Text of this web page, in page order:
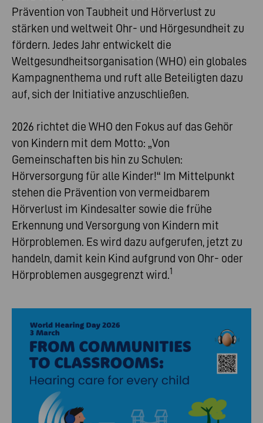
Prävention von Taubheit und Hörverlust zu
stärken und weltweit Ohr- und Hörgesundheit zu
fördern. Jedes Jahr entwickelt die
Weltgesundheitsorganisation (WHO) ein globales
Kampagnenthema und ruft alle Beteiligten dazu
auf, sich der Initiative anzuschließen.
2026 richtet die WHO den Fokus auf das Gehör
von Kindern mit dem Motto: „Von
Gemeinschaften bis hin zu Schulen:
Hörversorgung für alle Kinder!“ Im Mittelpunkt
stehen die Prävention von vermeidbarem
Hörverlust im Kindesalter sowie die frühe
Erkennung und Versorgung von Kindern mit
Hörproblemen. Es wird dazu aufgerufen, jetzt zu
handeln, damit kein Kind aufgrund von Ohr- oder
Hörproblemen ausgegrenzt wird.1